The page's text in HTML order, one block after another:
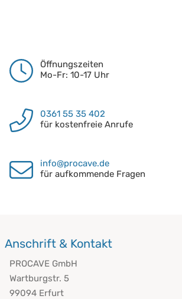
Öffnungszeiten
Mo-Fr: 10-17 Uhr
0361 55 35 402
für kostenfreie Anrufe
info@procave.de
für aufkommende Fragen
Anschrift & Kontakt
PROCAVE GmbH
Wartburgstr. 5
99094 Erfurt